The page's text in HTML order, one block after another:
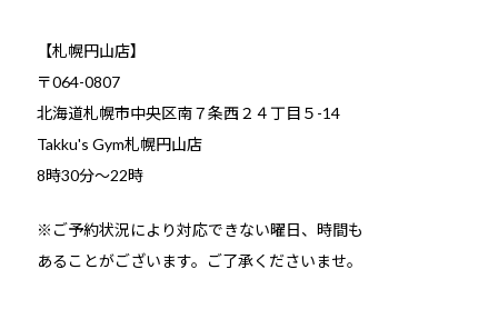
【札幌円山店】
〒064-0807
北海道札幌市中央区南７条西２４丁目５-14
Takku's Gym札幌円山店
8時30分～22時
※ご予約状況により対応できない曜日、時間も
あることがございます。ご了承くださいませ。